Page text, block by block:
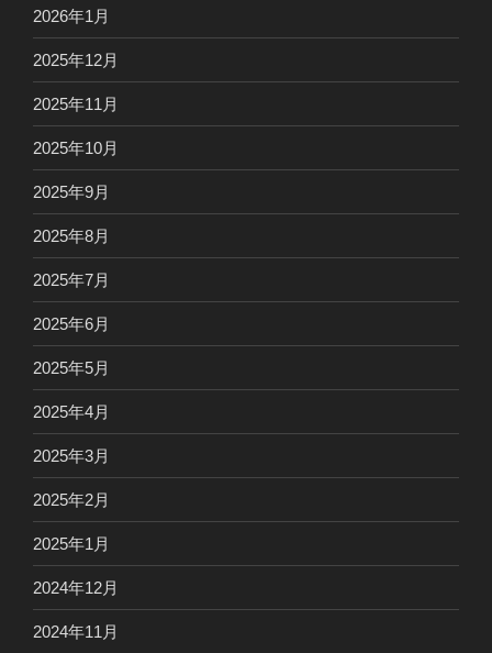
2026年1月
2025年12月
2025年11月
2025年10月
2025年9月
2025年8月
2025年7月
2025年6月
2025年5月
2025年4月
2025年3月
2025年2月
2025年1月
2024年12月
2024年11月